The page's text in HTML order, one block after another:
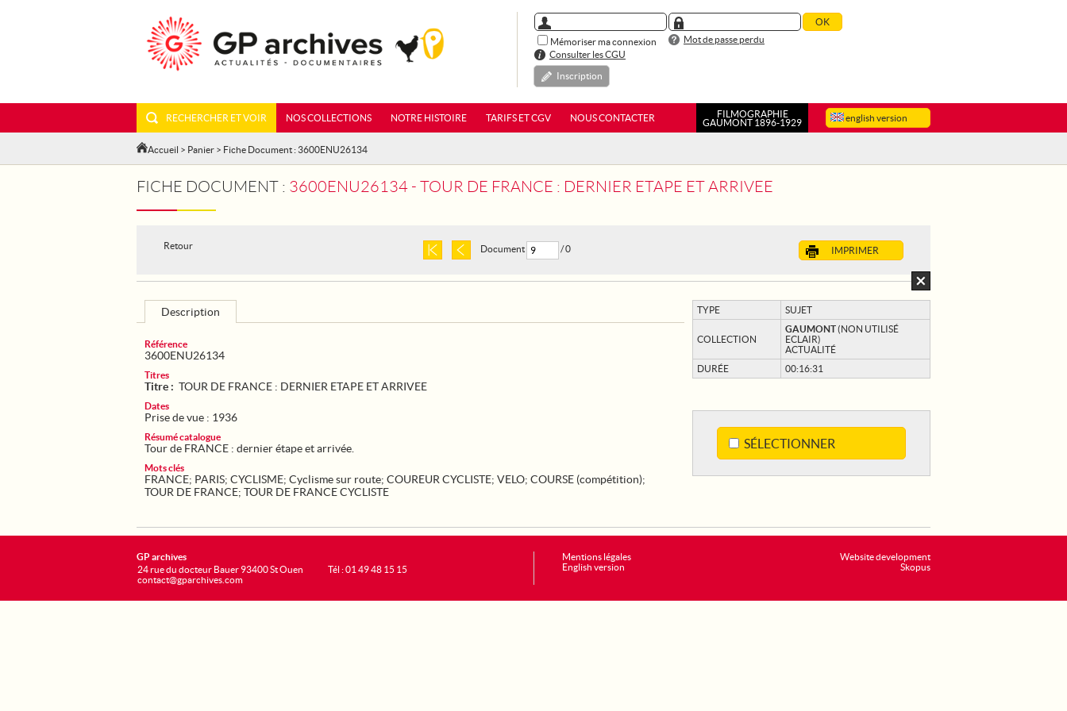
Mémoriser ma connexion
Mot de passe perdu
Consulter les CGU
Inscription
english version
RECHERCHER ET VOIR NOS COLLECTIONS NOTRE HISTOIRE TARIFS ET CGV NOUS CONTACTER
FILMOGRAPHIE
GAUMONT 1896-1929
Accueil > Panier > Fiche Document : 3600ENU26134
FICHE DOCUMENT : 3600ENU26134 - TOUR DE FRANCE : DERNIER ETAPE ET ARRIVEE
Retour IMPRIMER
Document / 0
TYPE SUJET
COLLECTION
GAUMONT(NON UTILISÉ
ECLAIR)
ACTUALITÉ
DURÉE
00:16:31
SÉLECTIONNER
Description
Référence
3600ENU26134
Titres
Titre : TOUR DE FRANCE : DERNIER ETAPE ET ARRIVEE
Dates
Prise de vue : 1936
Résumé catalogue
Tour de FRANCE : dernier étape et arrivée.
Mots clés
FRANCE; PARIS; CYCLISME; Cyclisme sur route; COUREUR CYCLISTE; VELO; COURSE (compétition);
TOUR DE FRANCE; TOUR DE FRANCE CYCLISTE
Website development
Skopus
GP archives
24 rue du docteur Bauer 93400 St Ouen
contact@gparchives.com
Tél : 01 49 48 15 15
Mentions légales
English version